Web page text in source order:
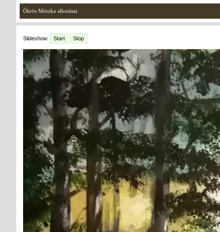
Ökrös Mónika alkotásai.
Slideshow: Start Stop